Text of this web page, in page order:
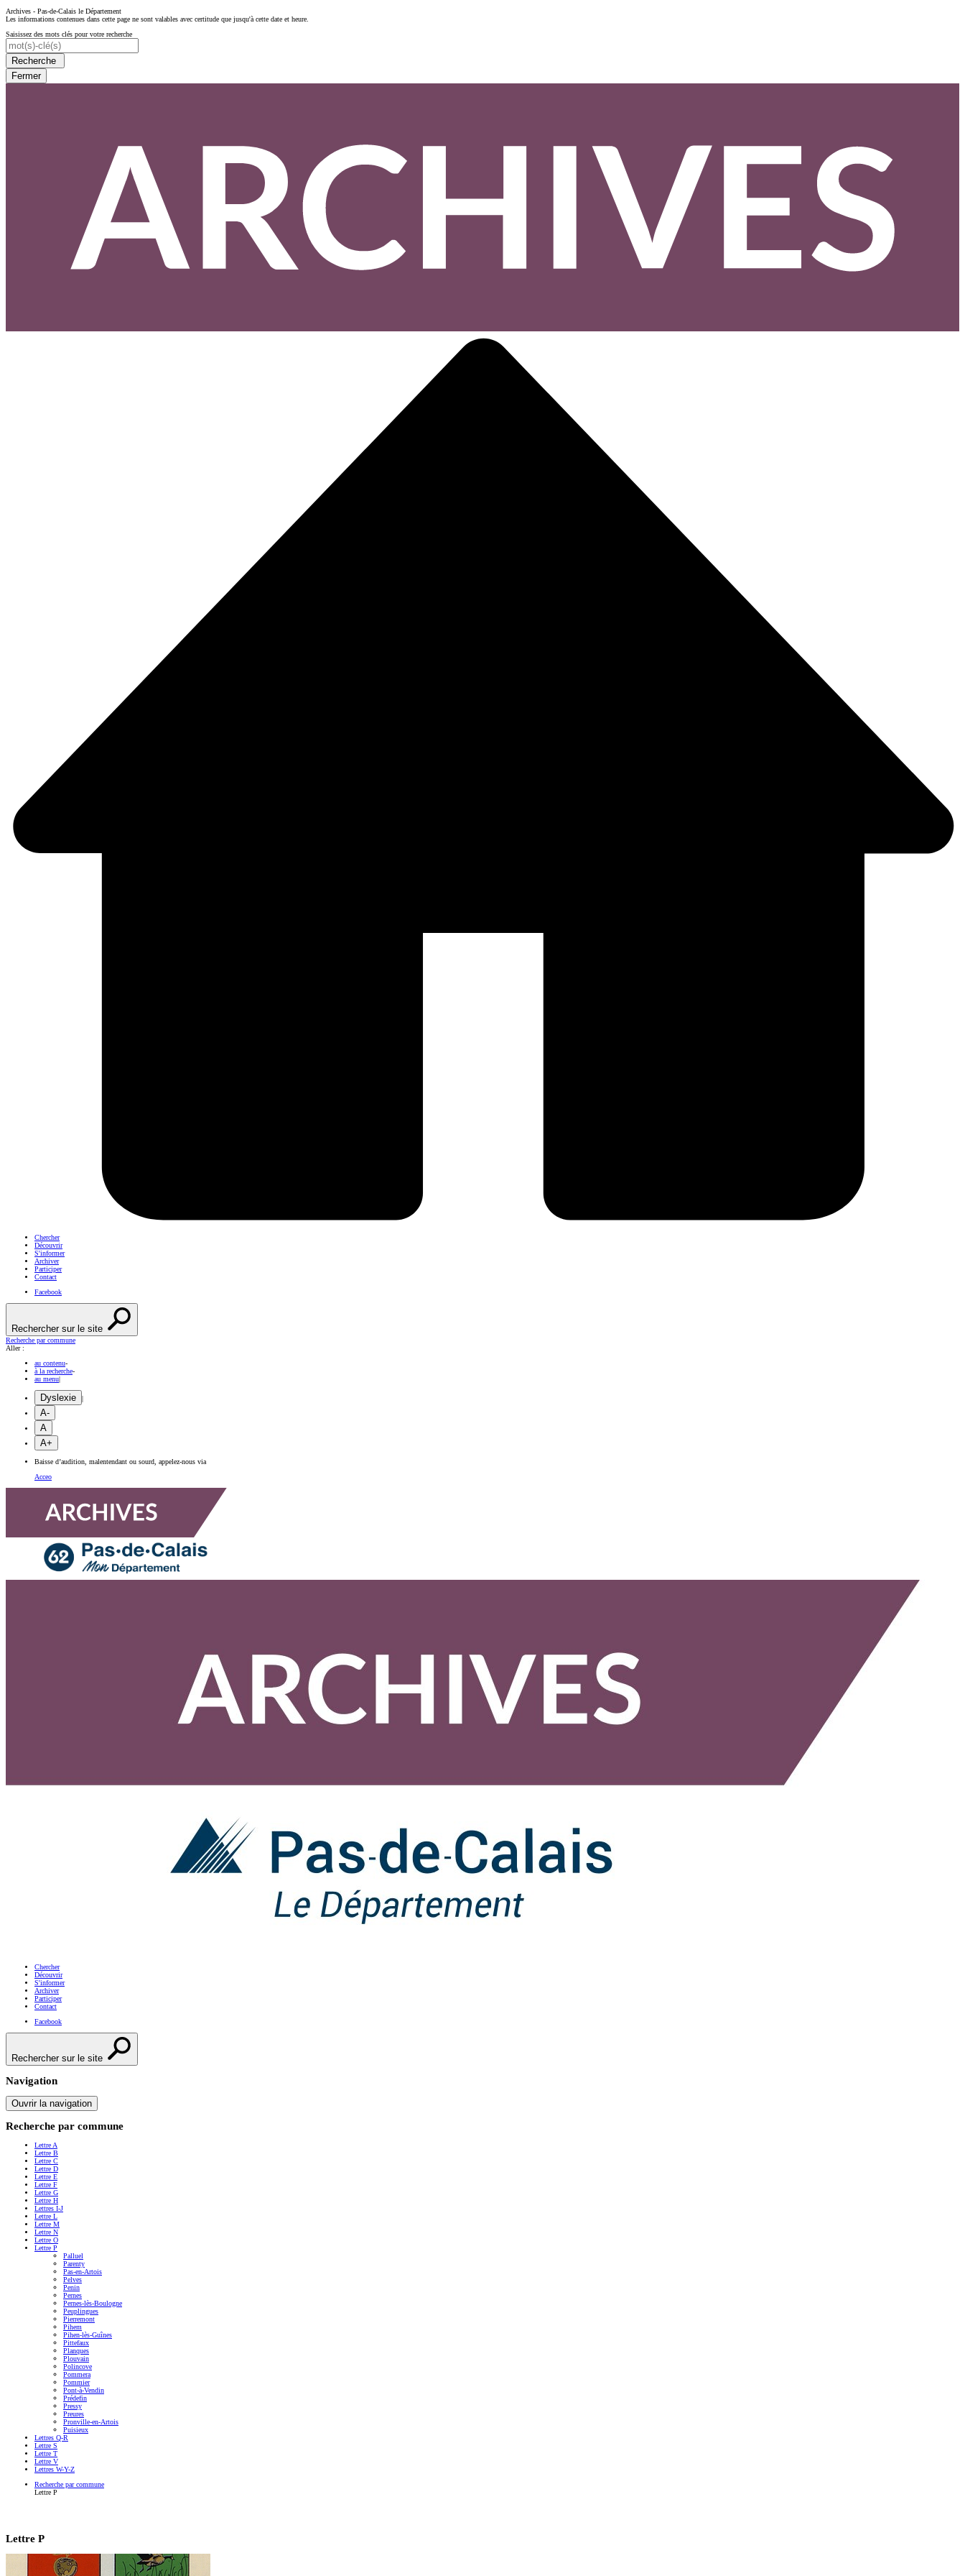
Archives - Pas-de-Calais le Département
Les informations contenues dans cette page ne sont valables avec certitude que jusqu'à cette date et heure.
Saisissez des mots clés pour votre recherche
Recherche
Fermer
Chercher
Découvrir
S'informer
Archiver
Participer
Contact
Facebook
Rechercher sur le site
Recherche par commune
Aller :
au contenu-
à la recherche-
au menu
Dyslexie
A-
A
A+
Baisse d’audition, malentendant ou sourd, appelez-nous via
Acceo
Chercher
Découvrir
S'informer
Archiver
Participer
Contact
Facebook
Rechercher sur le site
Navigation
Ouvrir la navigation
Recherche par commune
Lettre A
Lettre B
Lettre C
Lettre D
Lettre E
Lettre F
Lettre G
Lettre H
Lettres I-J
Lettre L
Lettre M
Lettre N
Lettre O
Lettre P
Palluel
Parenty
Pas-en-Artois
Pelves
Penin
Pernes
Pernes-lès-Boulogne
Peuplingues
Pierremont
Pihem
Pihen-lès-Guînes
Pittefaux
Planques
Plouvain
Polincove
Pommera
Pommier
Pont-à-Vendin
Prédefin
Pressy
Preures
Pronville-en-Artois
Puisieux
Lettres Q-R
Lettre S
Lettre T
Lettre V
Lettres W-Y-Z
Recherche par commune
Lettre P
Lettre P